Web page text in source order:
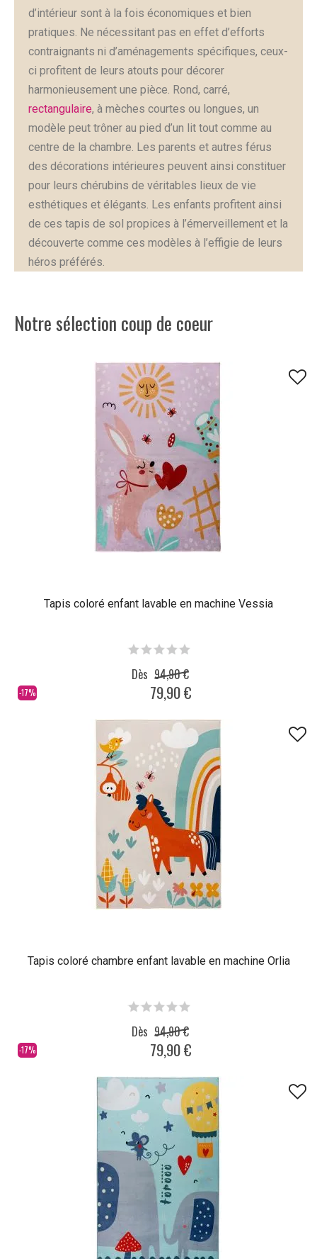
d’intérieur sont à la fois économiques et bien
pratiques. Ne nécessitant pas en effet d’efforts
contraignants ni d’aménagements spécifiques, ceux-
ci profitent de leurs atouts pour décorer
harmonieusement une pièce. Rond, carré,
rectangulaire, à mèches courtes ou longues, un
modèle peut trôner au pied d’un lit tout comme au
centre de la chambre. Les parents et autres férus
des décorations intérieures peuvent ainsi constituer
pour leurs chérubins de véritables lieux de vie
esthétiques et élégants. Les enfants profitent ainsi
de ces tapis de sol propices à l’émerveillement et la
découverte comme ces modèles à l’effigie de leurs
héros préférés.
Notre sélection coup de coeur
Tapis coloré enfant lavable en machine Vessia
-17%
Dès 94,90 €
79,90 €
Tapis coloré chambre enfant lavable en machine Orlia
-17%
Dès 94,90 €
79,90 €